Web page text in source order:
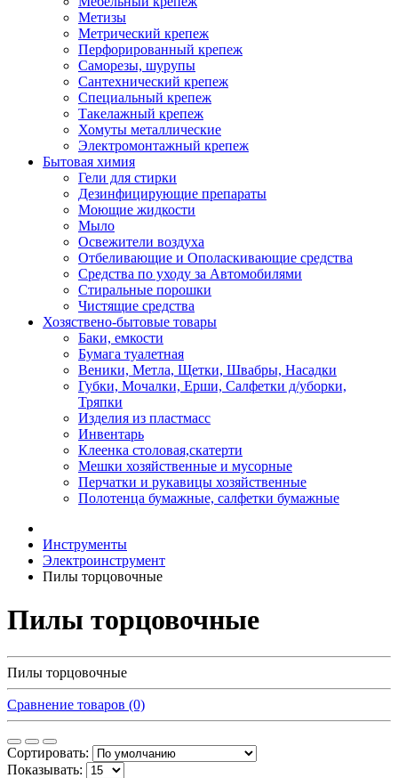
Метизы
Метрический крепеж
Перфорированный крепеж
Саморезы, шурупы
Сантехнический крепеж
Специальный крепеж
Такелажный крепеж
Хомуты металлические
Электромонтажный крепеж
Бытовая химия
Гели для стирки
Дезинфицирующие препараты
Моющие жидкости
Мыло
Освежители воздуха
Отбеливающие и Ополаскивающие средства
Средства по уходу за Автомобилями
Стиральные порошки
Чистящие средства
Хозяствено-бытовые товары
Баки, емкости
Бумага туалетная
Веники, Метла, Щетки, Швабры, Насадки
Губки, Мочалки, Ерши, Салфетки д/уборки,
Тряпки
Изделия из пластмасс
Инвентарь
Клеенка столовая,скатерти
Мешки хозяйственные и мусорные
Перчатки и рукавицы хозяйственные
Полотенца бумажные, салфетки бумажные
Инструменты
Электроинструмент
Пилы торцовочные
Пилы торцовочные
Пилы торцовочные
Сравнение товаров (0)
Сортировать:
Показывать: